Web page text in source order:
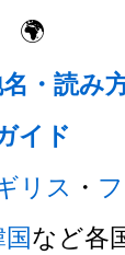
🌍
・読み
イド
リス ・
など各